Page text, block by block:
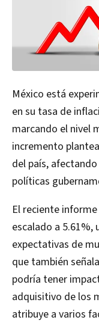
México está
en su tasa de
marcando el nivel
incremento
del país,
políticas
El reciente
escalado a 5.61%,
expectativas de
que también
podría tener
adquisitivo de los
atribuye a varios